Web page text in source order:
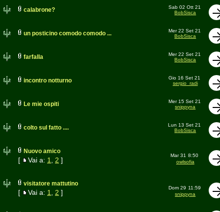
calabrone?
Sab 02 Ott 21
BobSisca
un posticino comodo comodo ...
Mer 22 Set 21
BobSisca
farfalla
Mer 22 Set 21
BobSisca
incontro notturno
Gio 16 Set 21
sergio_radi
Le mie ospiti
Mer 15 Set 21
snippyna
colto sul fatto ....
Lun 13 Set 21
BobSisca
Nuovo amico
[ Vai a: 1 2 ]
Mar 31 8:50
owlsofia
visitatore mattutino
[ Vai a: 1 2 ]
Dom 29 11:59
snippyna